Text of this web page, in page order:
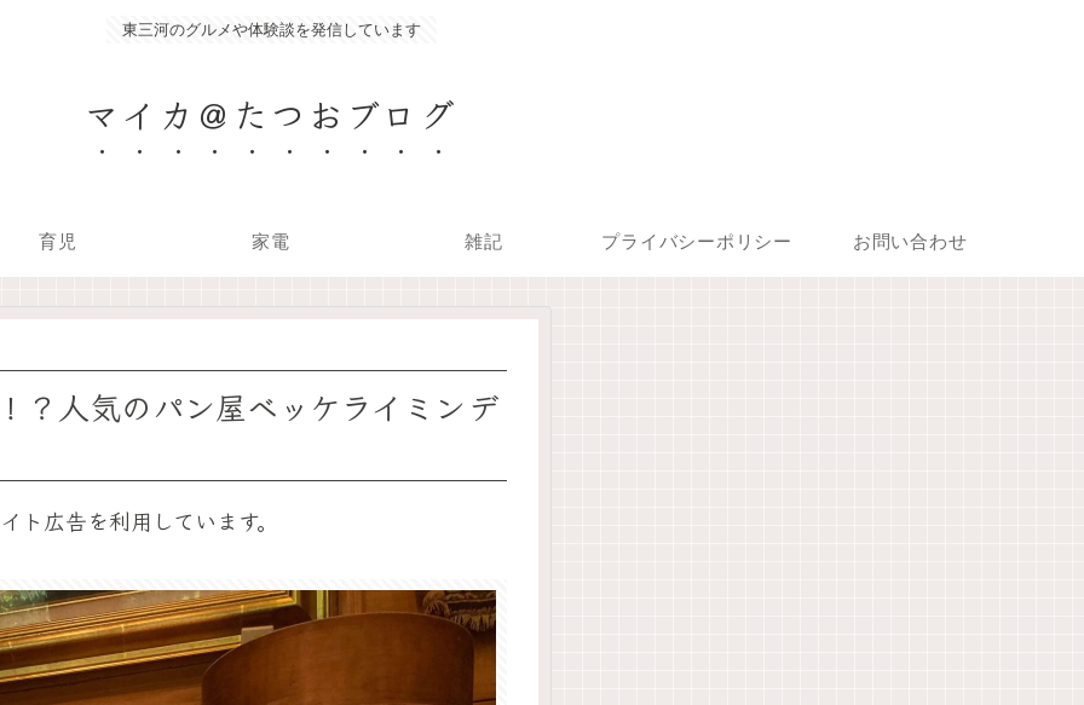
東三河のグルメや体験談を発信しています
マイカ＠たつおブログ
育児 家電 雑記 プライバシーポリシー お問い合わせ
？人気のパン屋ベッケライミンデ
ト広告を利用しています。